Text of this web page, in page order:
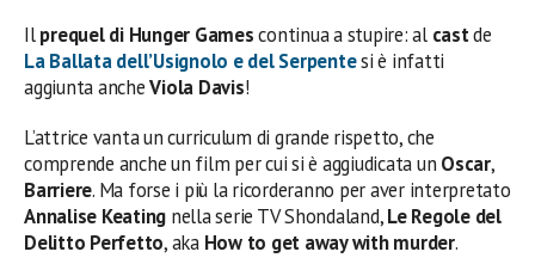
Ilprequel di Hunger Gamescontinua a stupire: al castde
La Ballata dell’Usignolo e del Serpentesi è infatti
aggiunta ancheViola Davis!
L’attrice vanta un curriculum di grande rispetto, che
comprende anche un film per cui si è aggiudicata un Oscar,
Barriere. Ma forse i più la ricorderanno per aver interpretato
Annalise Keating nella serie TV Shondaland,Le Regole del
Delitto Perfetto, aka How to get away with murder.